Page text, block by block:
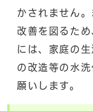
かされません
改善を図るた
には、家庭の
の改造等の水
願いします。